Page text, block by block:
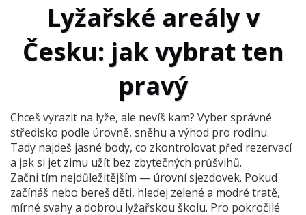
Lyžařské areály v
Česku: jak vybrat ten
pravý
Chceš vyrazit na lyže, ale nevíš kam? Vyber správné
středisko podle úrovně, sněhu a výhod pro rodinu.
Tady najdeš jasné body, co zkontrolovat před rezervací
a jak si jet zimu užít bez zbytečných průšvihů.
Začni tím nejdůležitějším — úrovní sjezdovek. Pokud
začínáš nebo bereš děti, hledej zelené a modré tratě,
mírné svahy a dobrou lyžařskou školu. Pro pokročilé